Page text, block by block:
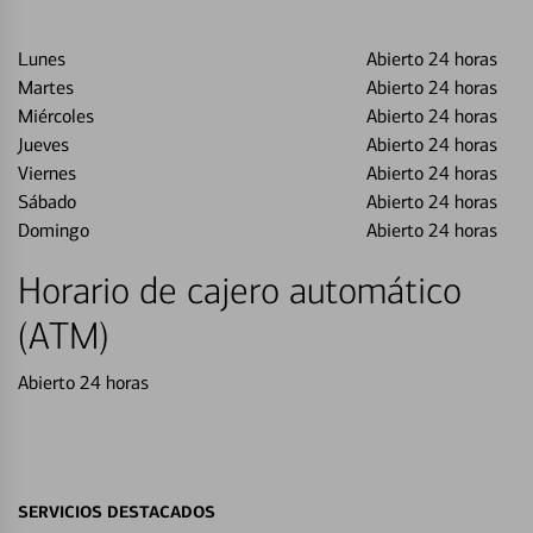
Lunes
Abierto 24 horas
Martes
Abierto 24 horas
Miércoles
Abierto 24 horas
Jueves
Abierto 24 horas
Viernes
Abierto 24 horas
Sábado
Abierto 24 horas
Domingo
Abierto 24 horas
Horario de cajero automático
(ATM)
Abierto 24 horas
SERVICIOS DESTACADOS